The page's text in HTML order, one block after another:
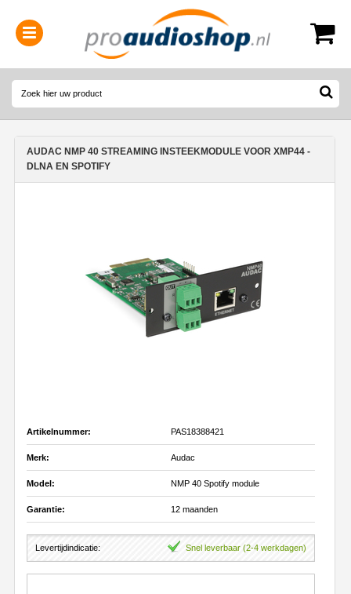
0314-364515
AUDAC NMP 40 STREAMING INSTEEKMODULE VOOR XMP44 -
DLNA EN SPOTIFY
Artikelnummer: PAS18388421
Merk: Audac
Model: NMP 40 Spotify module
Garantie: 12 maanden
Levertijdindicatie: Snel leverbaar (2-4 werkdagen)